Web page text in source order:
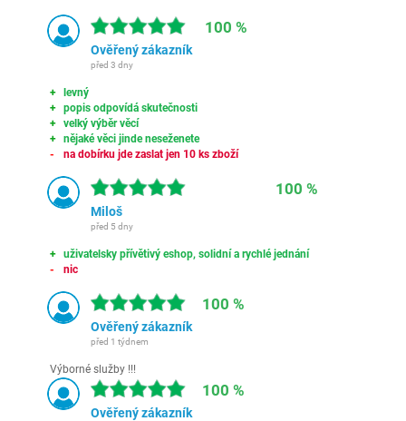
100 %
Ověřený zákazník
před 3 dny
levný
popis odpovídá skutečnosti
velký výběr věcí
nějaké věci jinde neseženete
na dobírku jde zaslat jen 10 ks zboží
100 %
Miloš
před 5 dny
uživatelsky přívětivý eshop, solidní a rychlé jednání
nic
100 %
Ověřený zákazník
před 1 týdnem
Výborné služby !!!
100 %
Ověřený zákazník